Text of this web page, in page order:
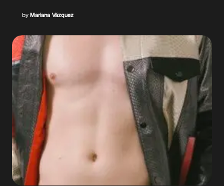
by Mariana Vázquez